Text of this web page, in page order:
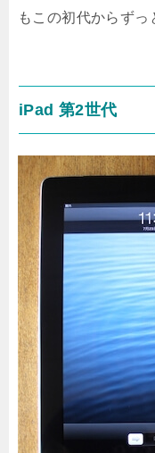
もこの初代からずっ
iPad 第2世代